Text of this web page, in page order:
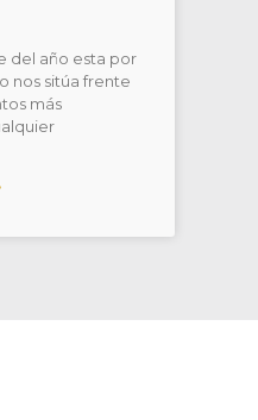
del año esta por
nos sitúa frente
más